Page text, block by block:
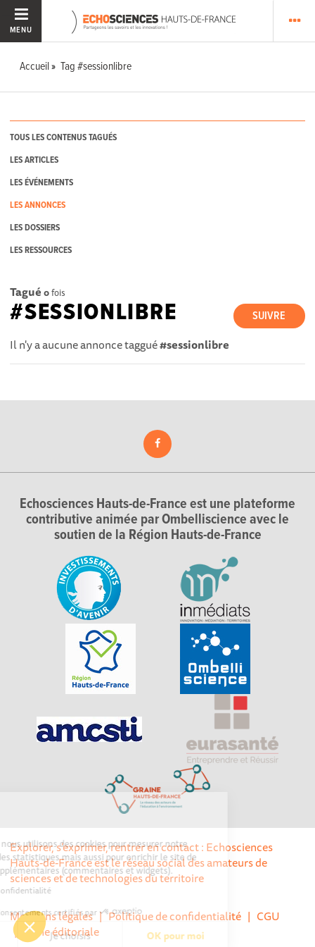
nous utilisons des cookies pour mesurer notre
établir des statistiques mais aussi pour enrichir le site de
supplémentaires (commentaires et widgets).
de confidentialité
Consentements certifiés par
merci Je choisis OK pour moi
MENU
Accueil Tag #sessionlibre
TOUS LES CONTENUS TAGUÉS
LES ARTICLES
LES ÉVÉNEMENTS
LES ANNONCES
LES DOSSIERS
LES RESSOURCES
Tagué 0fois
SUIVRE
#SESSIONLIBRE
Il n'y a aucune annonce taggué#sessionlibre
Echosciences Hauts-de-France est une plateforme
contributive animée par Ombelliscience avec le
soutien de la Région Hauts-de-France
Explorer, s’exprimer, rentrer en contact : Echosciences
Hauts-de-France est le réseau social des amateurs de
sciences et de technologies du territoire
Mentions légales|Politique de confidentialité | CGU
| Ligne éditoriale